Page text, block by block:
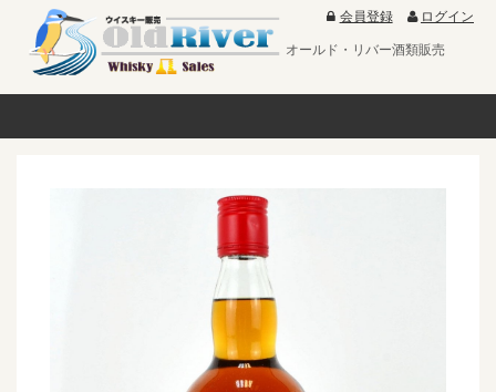
会員登録 ログイン
オールド・リバー酒類販売